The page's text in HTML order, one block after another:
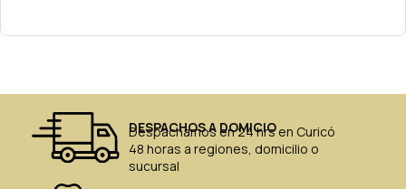
DESPACHOS A DOMICIO
Despachamos en 24 hrs en Curicó
48 horas a regiones, domicilio o
sucursal